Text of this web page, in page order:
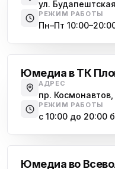
ул.
РЕЖИМ РАБОТЫ
Пн–Пт
Юмедиа в ТК
АДРЕС
пр.
РЕЖИМ РАБОТЫ
с 10:00 до 20:00
Юмедиа во